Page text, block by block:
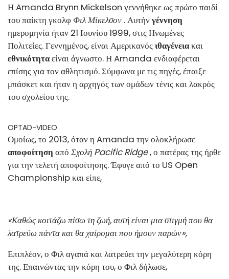
Η Amanda Brynn Mickelson γεννήθηκε ως πρώτο παιδί
του παίκτη γκολφ Φιλ Μίκελσον . Αυτήνγέννηση
ημερομηνία ήταν 21 Ιουνίου 1999, στις Ηνωμένες
Πολιτείες. Γεννημένος, είναι Αμερικανόςιθαγένειακαι
εθνικότηταείναι άγνωστο. Η Amanda ενδιαφέρεται
επίσης για τον αθλητισμό. Σύμφωνα με τις πηγές, έπαιξε
μπάσκετ και ήταν η αρχηγός των ομάδων τένις και λακρός
του σχολείου της.
OPTAD-VIDEO
Ομοίως, το 2013, όταν η Amanda την ολοκλήρωσε
αποφοίτηση από Σχολή Pacific Ridge, ο πατέρας της ήρθε
για την τελετή αποφοίτησης. Έφυγε από το US Open
Championship και είπε,
«Καθώς κοιτάζω πίσω τη ζωή, αυτή είναι μια στιγμή που θα
λατρεύω πάντα και θα χαίρομαι που ήμουν παρών»,
Επιπλέον, ο Φιλ αγαπά και λατρεύει την μεγαλύτερη κόρη
της. Επαινώντας την κόρη του, ο Φιλ δήλωσε,